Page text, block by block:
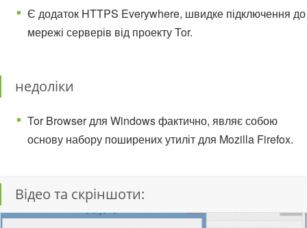
Є додаток HTTPS Everywhere, швидке підключення до
мережі серверів від проекту Tor.
недоліки
Tor Browser для Windows фактично, являє собою
основу набору поширених утиліт для Mozilla Firefox.
Відео та скріншоти: